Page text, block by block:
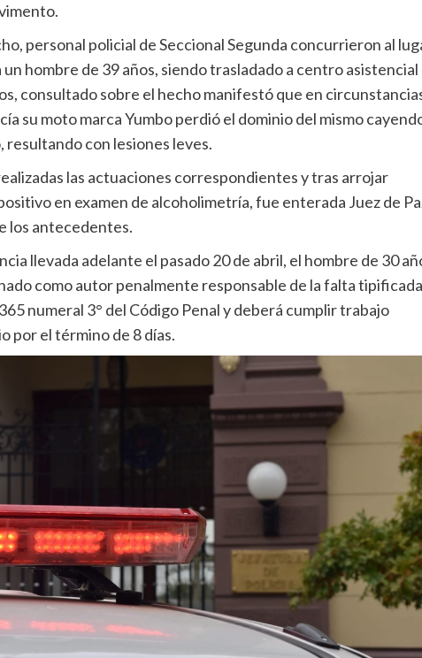
personal policial de Seccional Segunda concurrieron al
un hombre de 39 años, siendo trasladado a centro asistencial
consultado sobre el hecho manifestó que en
su moto marca Yumbo perdió el dominio del mismo
resultando con lesiones leves.
las actuaciones correspondientes y tras arrojar
en examen de alcoholimetría, fue enterada Juez de
los antecedentes.
llevada adelante el pasado 20 de abril, el hombre de 30
como autor penalmente responsable de la falta
numeral 3° del Código Penal y deberá cumplir trabajo
por el término de 8 días.